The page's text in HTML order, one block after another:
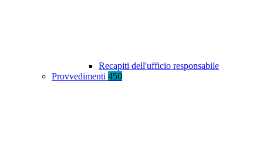
Recapiti dell'ufficio responsabile
Provvedimenti 450